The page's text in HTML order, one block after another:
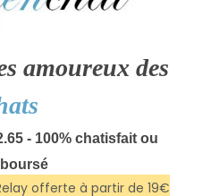
amoureux des
- 100% chatisfait ou